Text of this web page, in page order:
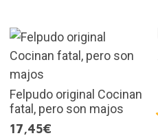
Felpudo original Cocinan
fatal, pero son majos
17,45€